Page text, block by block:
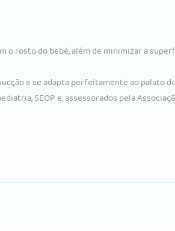
o rosto do bebé, além de minimizar a
e se adapta perfeitamente ao palato
SEOP e, assessorados pela